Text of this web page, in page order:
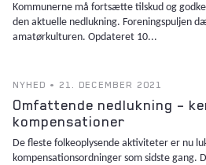
Kommunerne må fortsætte tilskud og
den aktuelle nedlukning. Foreningspuljen
amatørkulturen. Opdateret 10...
NYHED • 21. DECEMBER 2021
Omfattende nedlukning –
kompensationer
De fleste folkeoplysende aktiviteter er nu
kompensationsordninger som sidste gang.